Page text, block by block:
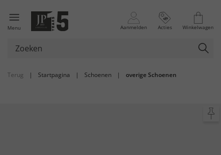
Menu Aanmelden Acties Winkelwagen
Terug | Startpagina | Schoenen | overige Schoenen